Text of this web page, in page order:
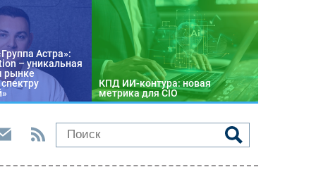
Астра»:
– уникальная
рынке
КПД ИИ-контура: новая
метрика для CIO